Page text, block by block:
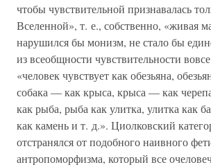
чтобы чувствительной признавалась
Вселенной», т. е., собственно, «живая
нарушился бы монизм, не стало бы
из всеобщности чувствительности
«человек чувствует как обезьяна,
собака — как крыса, крыса — как
как рыба, рыба как улитка, улитка как
как камень и т. д.». Циолковский
отстранялся от подобного наивного
антропоморфизма, который все